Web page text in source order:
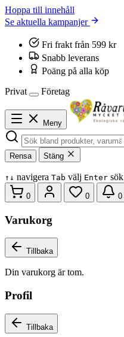
Hoppa till innehåll
Se aktuella kampanjer
Fri frakt från 599 kr
Snabb leverans
Poäng på alla köp
Privat
Företag
Meny
Rensa Stäng
↑ ↓ navigera Tab välj Enter sök
0 0 0
Varukorg
Tillbaka
Din varukorg är tom.
Profil
Tillbaka